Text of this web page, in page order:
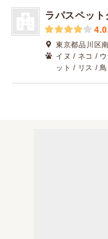
ラパスペット
東京都品川区
イヌ / ネコ /
ット / リス /